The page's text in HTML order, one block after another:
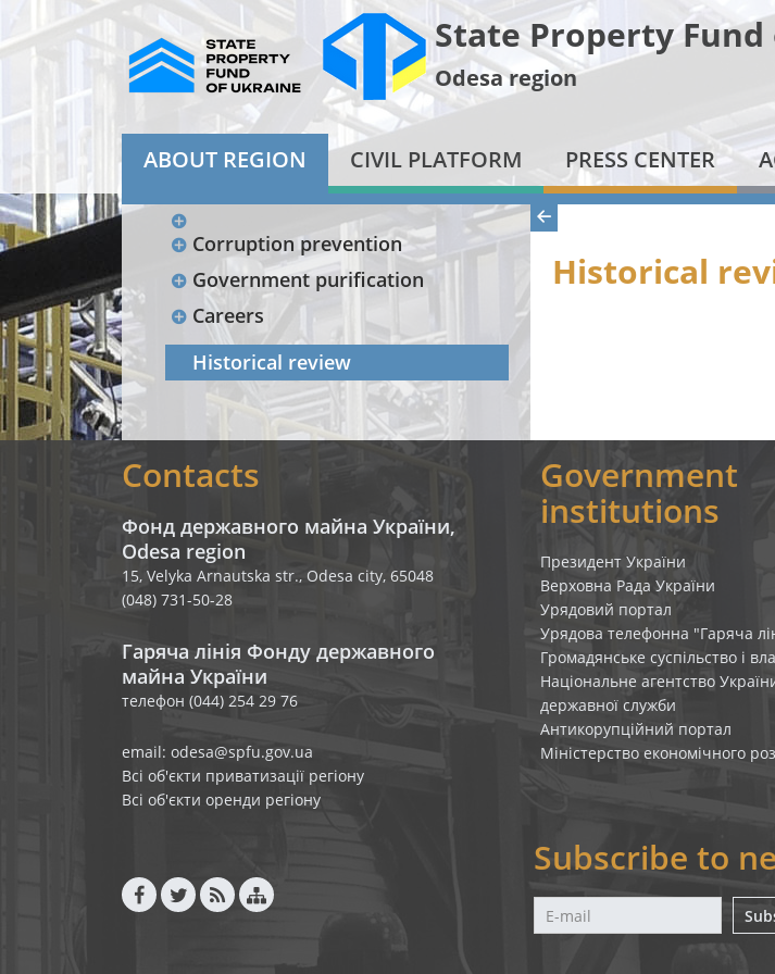
State Property
Odesa region
ABOUT REGION CIVIL PLATFORM PRESS CENTER
Corruption prevention
Government purification
Careers
Historical review
Historical
Contacts
Фонд державного майна України,
Odesa region
15, Velyka Arnautska str., Odesa city, 65048
(048) 731-50-28
Гаряча лінія Фонду державного
майна України
телефон (044) 254 29 76
email: odesa@spfu.gov.ua
Всі об'єкти приватизації регіону
Всі об'єкти оренди регіону
Government
institutions
Президент України
Верховна Рада України
Урядовий портал
Урядова телефонна "Гаряча
Громадянське суспільство і
Національне агентство
державної служби
Антикорупційний портал
Міністерство економічного
Subscribe to